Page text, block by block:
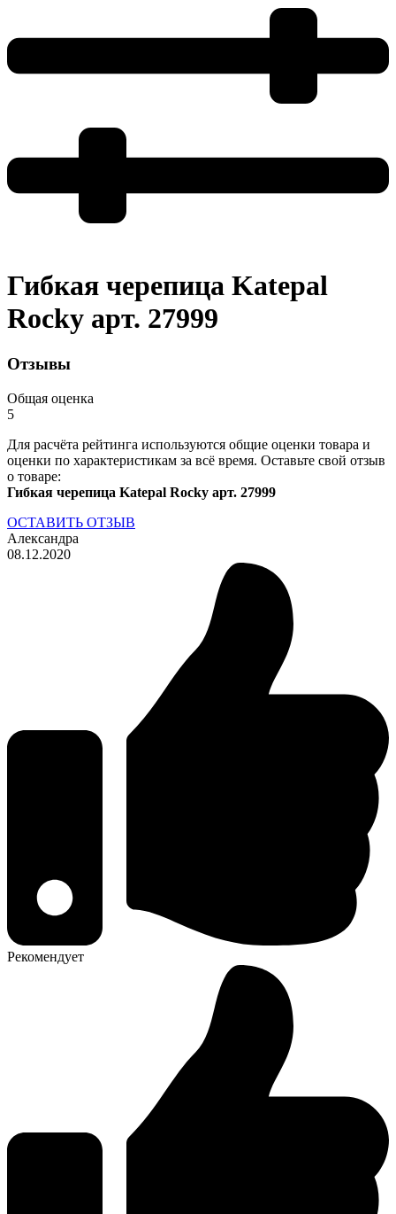
Гибкая черепица Katepal
Rocky арт. 27999
Отзывы
Общая оценка
5
Для расчёта рейтинга используются общие оценки товара и
оценки по характеристикам за всё время. Оставьте свой отзыв
о товаре:
Гибкая черепица Katepal Rocky арт. 27999
ОСТАВИТЬ ОТЗЫВ
Александра
08.12.2020
Рекомендует